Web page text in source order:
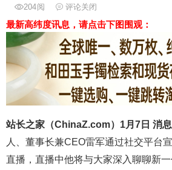
204阅 评论关闭
最新高纬度讯息，请点击下图围观：
站长之家（ChinaZ.com）1月7日 消
人、董事长兼CEO雷军通过社交平台
直播，直播中他将与大家深入聊聊新